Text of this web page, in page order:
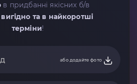
в придбанні якісних б/в
вигідно та в найкоротші
терміни!
або додайте фото